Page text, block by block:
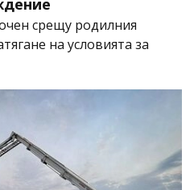
срещу родилния
на условията за